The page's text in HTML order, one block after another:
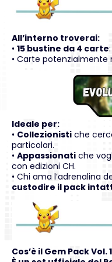
All’interno troverai:
• 15 bustine da 4 carte
• Carte potenzialmente
Ideale per:
• Collezionisti che
particolari.
• Appassionati che
con edizioni CH.
• Chi ama l’adrenalina
custodire il pack
Cos’è il Gem Pack Vol.